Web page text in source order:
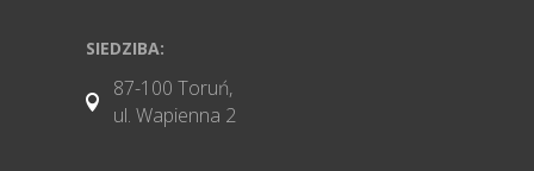
SIEDZIBA:

87-100 Toruń,
ul. Wapienna 2